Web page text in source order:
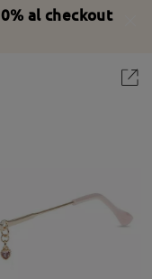
al checkout